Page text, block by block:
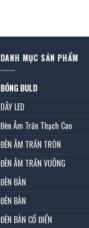
DANH MỤC SẢN PHẨM
BÓNG BULD
DÂY LED
Đèn Âm Trần Thạch Cao
ĐÈN ÂM TRẦN TRÒN
ĐÈN ÂM TRẦN VUÔNG
ĐÈN BÀN
ĐÈN BÀN
ĐÈN BÀN CỔ ĐIỂN